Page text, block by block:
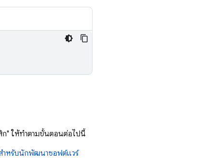
ก" ให้ทำตามขั้นตอนต่อไปนี้
ำหรับนักพัฒนาซอฟต์แวร์